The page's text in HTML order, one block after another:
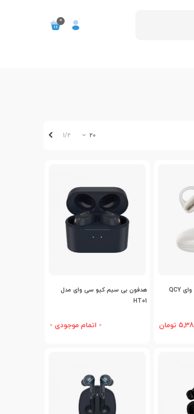
0
20
1/2
هدفون بی سیم کیو سی وای QCY
تومان
اضافه به مقایسه
هدفون بی سیم کیو سی وای مدل
HT01
- اتمام موجودی -